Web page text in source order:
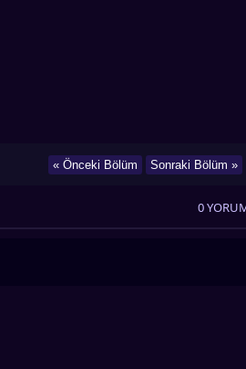
Sonraki Bölüm »
« Önceki Bölüm
0